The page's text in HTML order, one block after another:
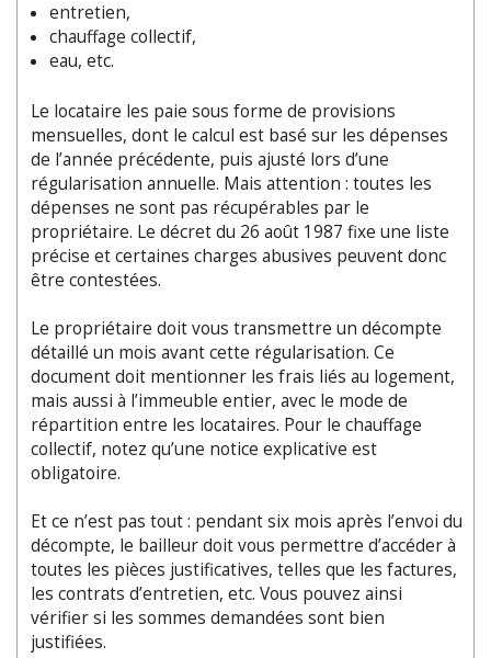
entretien,
chauffage collectif,
eau, etc.
Le locataire les paie sous forme de provisions
mensuelles, dont le calcul est basé sur les dépenses
de l’année précédente, puis ajusté lors d’une
régularisation annuelle. Mais attention : toutes les
dépenses ne sont pas récupérables par le
propriétaire. Le décret du 26 août 1987 fixe une liste
précise et certaines charges abusives peuvent donc
être contestées.
Le propriétaire doit vous transmettre un décompte
détaillé un mois avant cette régularisation. Ce
document doit mentionner les frais liés au logement,
mais aussi à l’immeuble entier, avec le mode de
répartition entre les locataires. Pour le chauffage
collectif, notez qu’une notice explicative est
obligatoire.
Et ce n’est pas tout : pendant six mois après l’envoi du
décompte, le bailleur doit vous permettre d’accéder à
toutes les pièces justificatives, telles que les factures,
les contrats d’entretien, etc. Vous pouvez ainsi
vérifier si les sommes demandées sont bien
justifiées.